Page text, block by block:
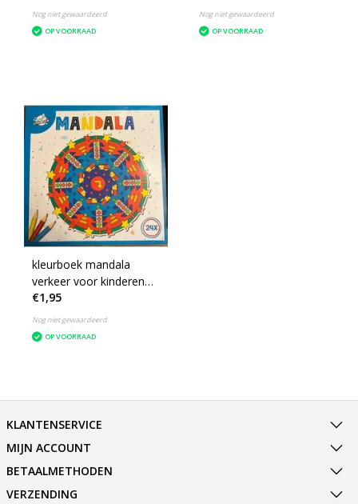
Nog niet gewaardeerd
OP VOORRAAD
Nog niet gewaardeerd
OP VOORRAAD
kleurboek mandala
verkeer voor kinderen
24 pagina's
€1,95
Nog niet gewaardeerd
OP VOORRAAD
KLANTENSERVICE
MIJN ACCOUNT
BETAALMETHODEN
VERZENDING